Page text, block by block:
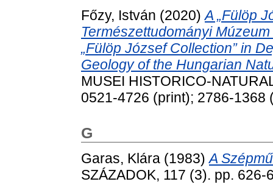
Főzy, István (2020)A „Fülöp
Természettudományi
„Fülöp József Collection” in
Geology of the Hungarian
MUSEI HISTORICO-
0521-4726 (print); 2786-1368
G
Garas, Klára (1983)A
SZÁZADOK, 117 (3). pp.